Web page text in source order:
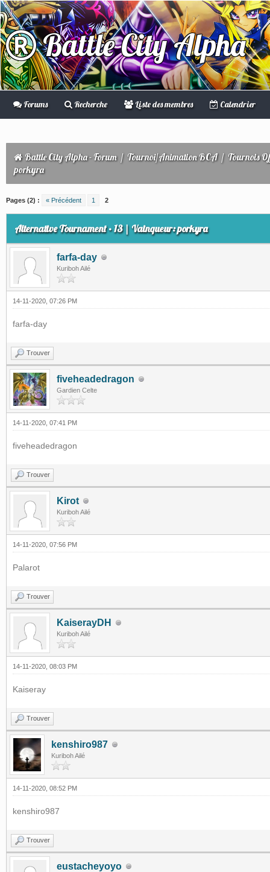
Battle City Alpha
Forums Recherche Liste des membres Calendrier
Battle City Alpha - Forum/ Tournoi/Animation BCA/ Tournois
porkyra
Pages (2) : « Précédent 1 2
Alternative Tournament • 13 | Vainqueur: porkyra
farfa-day
Kuriboh Ailé
14-11-2020, 07:26 PM
farfa-day
Trouver
fiveheadedragon
Gardien Celte
14-11-2020, 07:41 PM
fiveheadedragon
Trouver
Kirot
Kuriboh Ailé
14-11-2020, 07:56 PM
Palarot
Trouver
KaiserayDH
Kuriboh Ailé
14-11-2020, 08:03 PM
Kaiseray
Trouver
kenshiro987
Kuriboh Ailé
14-11-2020, 08:52 PM
kenshiro987
Trouver
eustacheyoyo